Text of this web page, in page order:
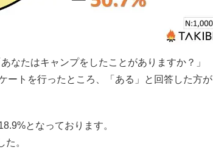
なたはキャンプをしたことがありますか？」
ートを行ったところ、「ある」と回答した方が
となっております。
。